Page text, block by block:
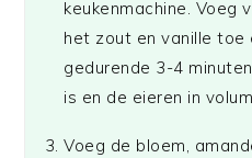
keukenmachine. Voeg
het zout en vanille toe
gedurende 3-4
is en de eieren in
Voeg de bloem,